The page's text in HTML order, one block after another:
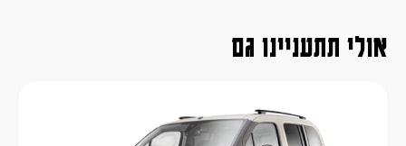
אולי תתעניינו גם